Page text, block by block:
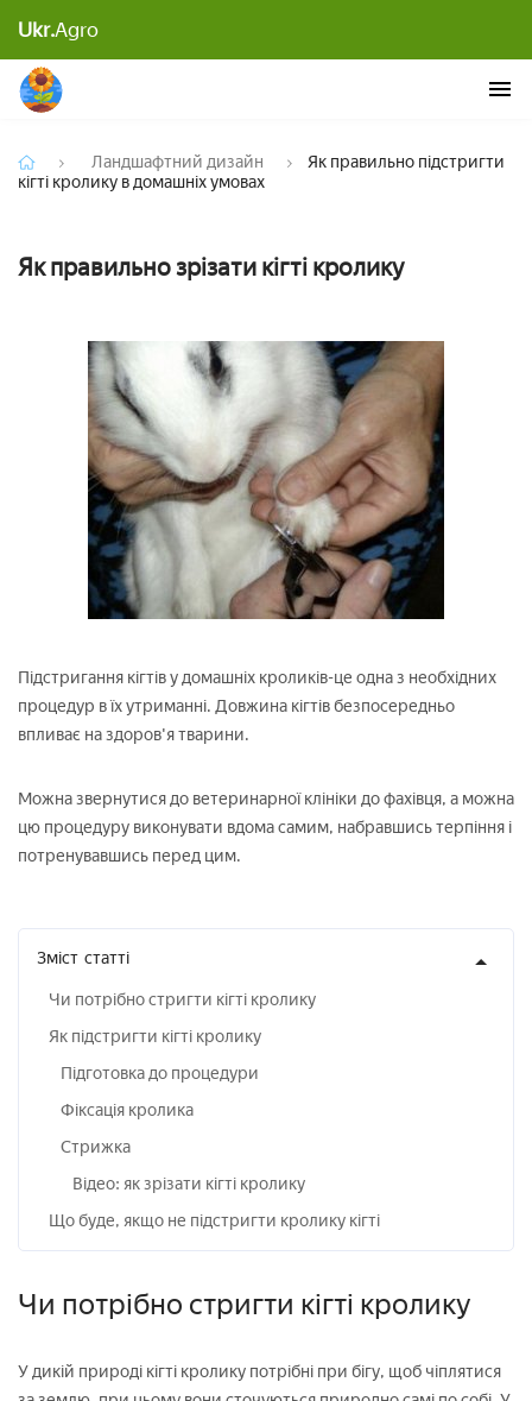
Ukr.Agroдомашніх умовах
Ландшафтний дизайн
Як правильно підстригти
кігті кролику в домашніх умовах
Як правильно зрізати кігті кролику
Підстригання кігтів у домашніх кроликів-це одна з необхідних
процедур в їх утриманні. Довжина кігтів безпосередньо
впливає на здоров'я тварини.
Можна звернутися до ветеринарної клініки до фахівця, а можна
цю процедуру виконувати вдома самим, набравшись терпіння і
потренувавшись перед цим.
Зміст статті
Чи потрібно стригти кігті кролику
Як підстригти кігті кролику
Підготовка до процедури
Фіксація кролика
Стрижка
Відео: як зрізати кігті кролику
Що буде, якщо не підстригти кролику кігті
Чи потрібно стригти кігті кролику
У дикій природі кігті кролику потрібні при бігу, щоб чіплятися